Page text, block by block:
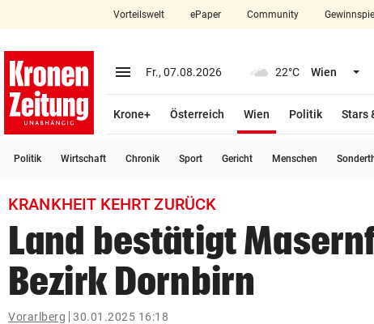
closeSchließen
account_circle Anmelden
arrow_right
search
Suchbegriff
eingeben
Vorteilswelt ePaper Community
menu Menü aufklappen
Fr., 07.08.2026 22°C Wien
Krone+ Österreich Wien
Politik
Stars
Politik Wirtschaft Chronik Sport Gericht Menschen
KRANKHEIT KEHRT ZURÜCK
Land bestätigt
Bezirk Dornbirn
Vorarlberg 30.01.2025 16:18